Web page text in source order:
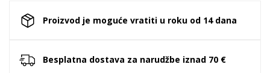
Proizvod je moguće vratiti u roku od 14 dana
Besplatna dostava za narudžbe iznad 70 €